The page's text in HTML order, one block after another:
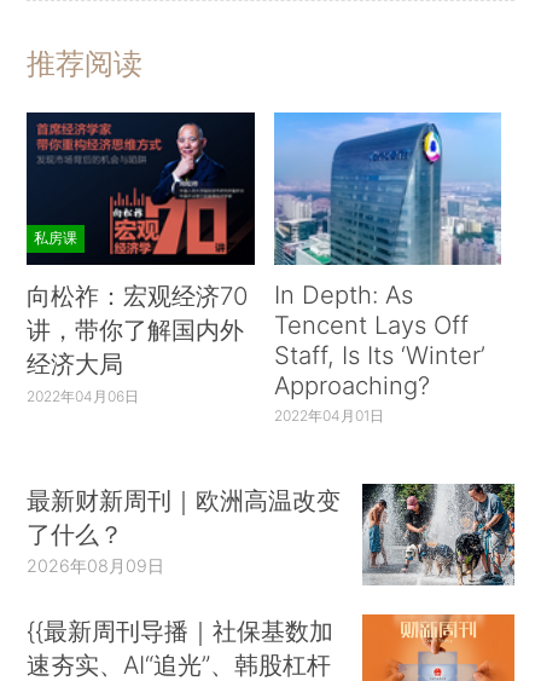
推荐阅读
私房课
向松祚：宏观经济70
讲，带你了解国内外
经济大局
2022年04月06日
In Depth: As
Tencent Lays Off
Staff, Is Its ‘Winter’
Approaching?
2022年04月01日
最新财新周刊｜欧洲高温改变
了什么？
2026年08月09日
{{最新周刊导播｜社保基数加
速夯实、AI“追光”、韩股杠杆